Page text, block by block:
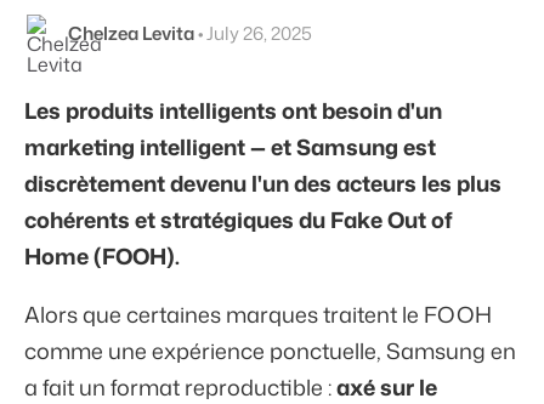
Chelzea Levita•July 26, 2025
Les produits intelligents ont besoin d'un
marketing intelligent — et Samsung est
discrètement devenu l'un des acteurs les plus
cohérents et stratégiques du Fake Out of
Home (FOOH).
Alors que certaines marques traitent le FOOH
comme une expérience ponctuelle, Samsung en
a fait un format reproductible :axé sur le